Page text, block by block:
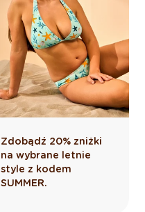
Zdobądź 20% zniżki
na wybrane letnie
style z kodem
SUMMER.